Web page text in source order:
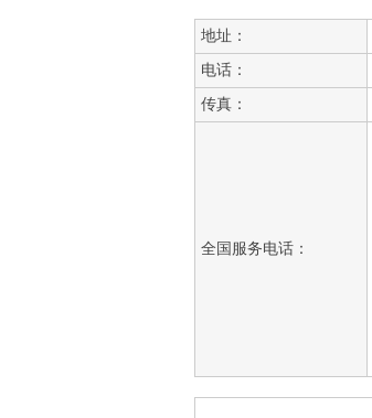
地址：
电话：
传真：
全国服务电话：